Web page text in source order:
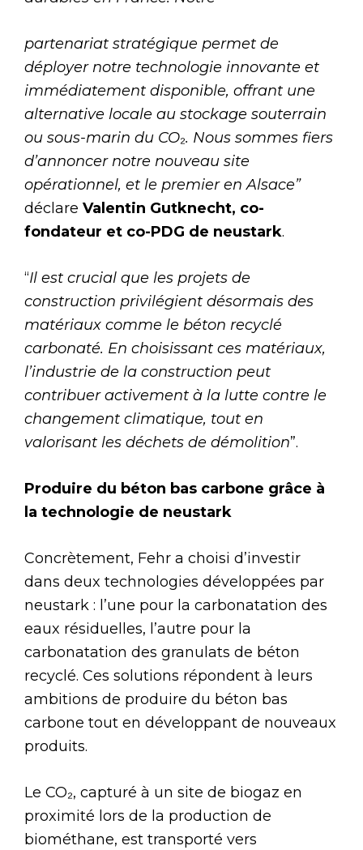
partenariat stratégique permet de
déployer notre technologie innovante et
immédiatement disponible, offrant une
alternative locale au stockage souterrain
ou sous-marin du CO₂. Nous sommes fiers
d’annoncer notre nouveau site
opérationnel, et le premier en Alsace”
déclare Valentin Gutknecht, co-
fondateur et co-PDG de neustark.
“Il est crucial que les projets de
construction privilégient désormais des
matériaux comme le béton recyclé
carbonaté. En choisissant ces matériaux,
l’industrie de la construction peut
contribuer activement à la lutte contre le
changement climatique, tout en
valorisant les déchets de démolition”.
Produire du béton bas carbone grâce à
la technologie de neustark
Concrètement, Fehr a choisi d’investir
dans deux technologies développées par
neustark : l’une pour la carbonatation des
eaux résiduelles, l’autre pour la
carbonatation des granulats de béton
recyclé. Ces solutions répondent à leurs
ambitions de produire du béton bas
carbone tout en développant de nouveaux
produits.
Le CO₂, capturé à un site de biogaz en
proximité lors de la production de
biométhane, est transporté vers